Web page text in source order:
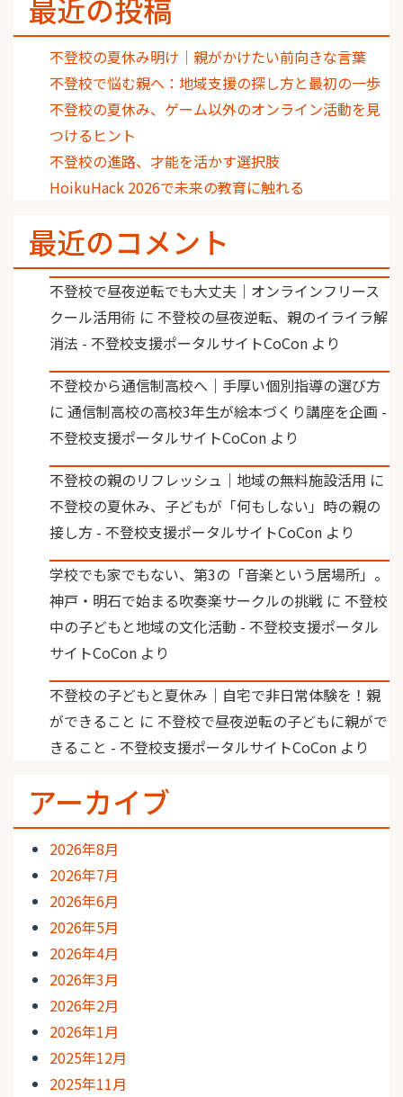
最近の投稿
不登校の夏休み明け｜親がかけたい前向きな言葉
不登校で悩む親へ：地域支援の探し方と最初の一歩
不登校の夏休み、ゲーム以外のオンライン活動を見
つけるヒント
不登校の進路、才能を活かす選択肢
HoikuHack 2026で未来の教育に触れる
最近のコメント
不登校で昼夜逆転でも大丈夫｜オンラインフリース
クール活用術 に 不登校の昼夜逆転、親のイライラ解
消法 - 不登校支援ポータルサイトCoCon より
不登校から通信制高校へ｜手厚い個別指導の選び方
に 通信制高校の高校3年生が絵本づくり講座を企画 -
不登校支援ポータルサイトCoCon より
不登校の親のリフレッシュ｜地域の無料施設活用 に
不登校の夏休み、子どもが「何もしない」時の親の
接し方 - 不登校支援ポータルサイトCoCon より
学校でも家でもない、第3の「音楽という居場所」。
神戸・明石で始まる吹奏楽サークルの挑戦 に 不登校
中の子どもと地域の文化活動 - 不登校支援ポータル
サイトCoCon より
不登校の子どもと夏休み｜自宅で非日常体験を！親
ができること に 不登校で昼夜逆転の子どもに親がで
きること - 不登校支援ポータルサイトCoCon より
アーカイブ
2026年8月
2026年7月
2026年6月
2026年5月
2026年4月
2026年3月
2026年2月
2026年1月
2025年12月
2025年11月